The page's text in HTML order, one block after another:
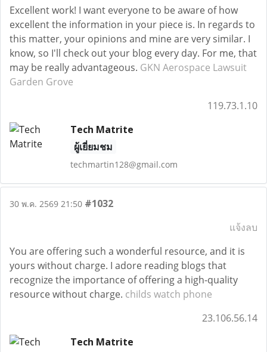
Excellent work! I want everyone to be aware of how
excellent the information in your piece is. In regards to
this matter, your opinions and mine are very similar. I
know, so I'll check out your blog every day. For me, that
may be really advantageous. GKN Aerospace Lawsuit
Garden Grove
119.73.1.10
Tech Matrite
ผู้เยี่ยมชม
techmartin128@gmail.com
30 พ.ค. 2569 21:50 #1032
แจ้งลบ
You are offering such a wonderful resource, and it is
yours without charge. I adore reading blogs that
recognize the importance of offering a high-quality
resource without charge. childs watch phone
23.106.56.14
Tech Matrite